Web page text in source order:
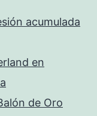
acumulada
en
de Oro